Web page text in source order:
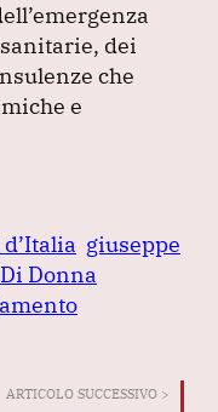
dei
che
e
giuseppe
Donna
ARTICOLO SUCCESSIVO >